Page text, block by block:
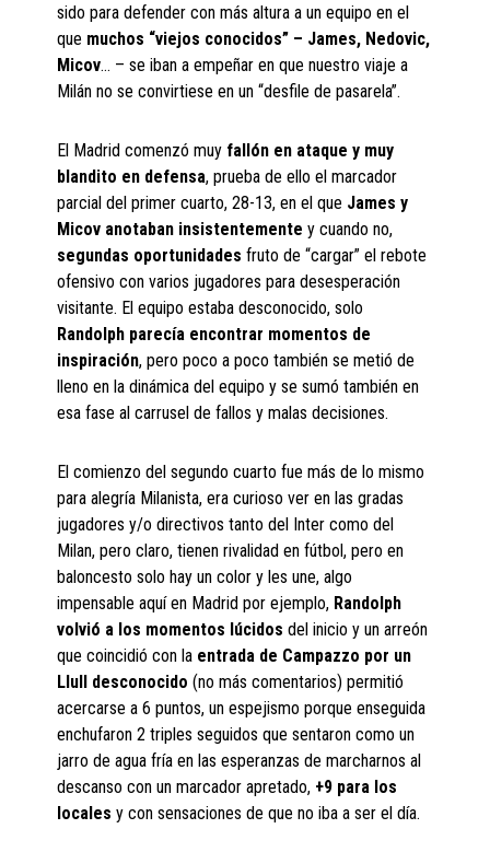
sido para defender con más altura a un equipo en el
que muchos “viejos conocidos” – James, Nedovic,
Micov… – se iban a empeñar en que nuestro viaje a
Milán no se convirtiese en un “desfile de pasarela”.
El Madrid comenzó muy fallón en ataque y muy
blandito en defensa, prueba de ello el marcador
parcial del primer cuarto, 28-13, en el que James y
Micov anotaban insistentemente y cuando no,
segundas oportunidades fruto de “cargar” el rebote
ofensivo con varios jugadores para desesperación
visitante. El equipo estaba desconocido, solo
Randolph parecía encontrar momentos de
inspiración, pero poco a poco también se metió de
lleno en la dinámica del equipo y se sumó también en
esa fase al carrusel de fallos y malas decisiones.
El comienzo del segundo cuarto fue más de lo mismo
para alegría Milanista, era curioso ver en las gradas
jugadores y/o directivos tanto del Inter como del
Milan, pero claro, tienen rivalidad en fútbol, pero en
baloncesto solo hay un color y les une, algo
impensable aquí en Madrid por ejemplo, Randolph
volvió a los momentos lúcidos del inicio y un arreón
que coincidió con la entrada de Campazzo por un
Llull desconocido (no más comentarios) permitió
acercarse a 6 puntos, un espejismo porque enseguida
enchufaron 2 triples seguidos que sentaron como un
jarro de agua fría en las esperanzas de marcharnos al
descanso con un marcador apretado, +9 para los
locales y con sensaciones de que no iba a ser el día.